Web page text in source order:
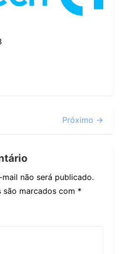
Próximo →
não será publicado.
marcados com *